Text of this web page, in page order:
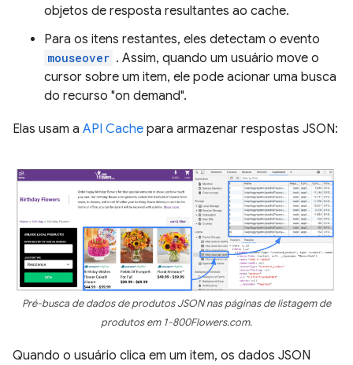
objetos de resposta resultantes ao cache.
Para os itens restantes, eles detectam o evento
mouseover . Assim, quando um usuário move o
cursor sobre um item, ele pode acionar uma busca
do recurso "on demand".
Elas usam a API Cache para armazenar respostas JSON:
Pré-busca de dados de produtos JSON nas páginas de listagem de
produtos em 1-800Flowers.com.
Quando o usuário clica em um item, os dados JSON